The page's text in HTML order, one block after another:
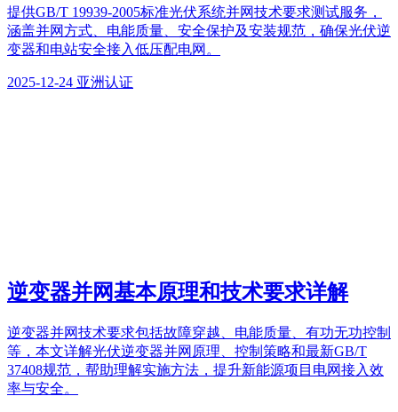
提供GB/T 19939-2005标准光伏系统并网技术要求测试服务，
涵盖并网方式、电能质量、安全保护及安装规范，确保光伏逆
变器和电站安全接入低压配电网。
2025-12-24 亚洲认证
逆变器并网基本原理和技术要求详解
逆变器并网技术要求包括故障穿越、电能质量、有功无功控制
等，本文详解光伏逆变器并网原理、控制策略和最新GB/T
37408规范，帮助理解实施方法，提升新能源项目电网接入效
率与安全。